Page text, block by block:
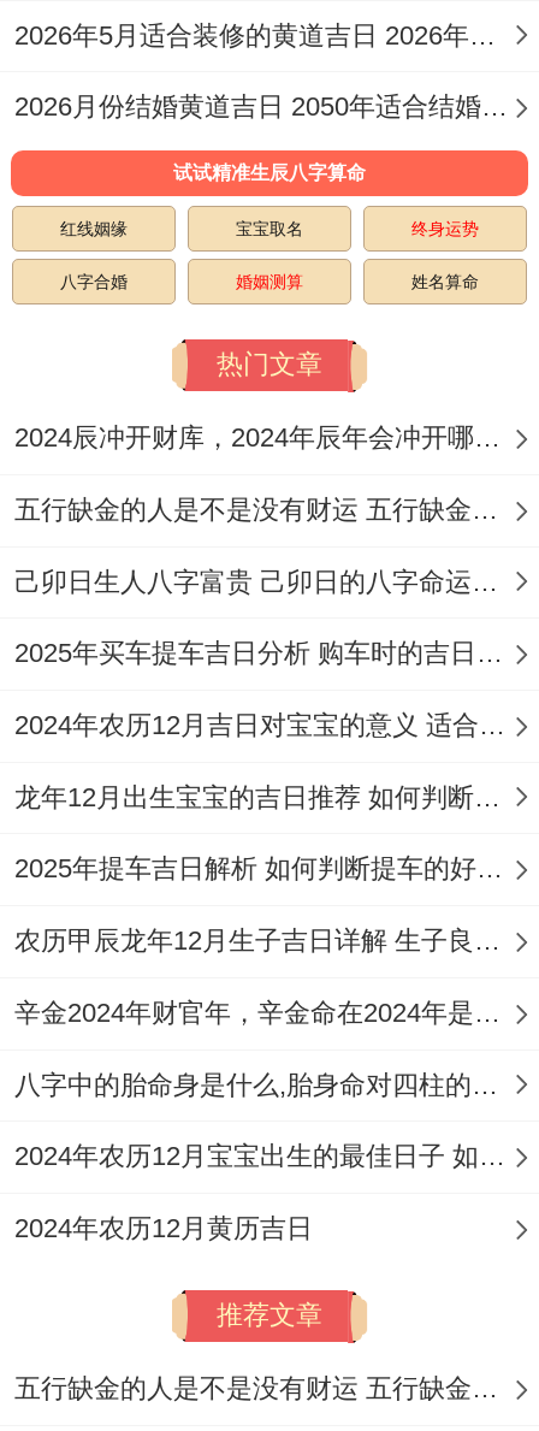
特征 :此日「玉堂吉神」护佑，非常适合官
注意事项:岁破在正北 施工时应避免从正北
方开始，建议选择正南或东南方为起始方
位！
2026年10月27日
（星期二,农历九月十八）
屋、安门、安床、造畜稠
忌：出货财、开仓、动土、破土、安葬、行
特征 :此日虽为「建日」，但吉神「母仓守
日」加持，非常适合农舍或畜牧场所的上梁
选择午时（11:00-13:00）可借「天马」星增
2026年5月适合装修的黄道吉日 2026年公历5月装修吉日
2026月份结婚黄道吉日 2050年适合结婚的日子
试试精准生辰八字算命
红线姻缘 宝宝取名 终身运势
八字合婚 婚姻测算 姓名算命
热门文章
2024辰冲开财库，2024年辰年会冲开哪些人的财库
五行缺金的人是不是没有财运 五行缺金的人命运好不好
己卯日生人八字富贵 己卯日的八字命运如何
2025年买车提车吉日分析 购车时的吉日与禁忌
2024年农历12月吉日对宝宝的意义 适合龙年宝宝出生的日子有哪些
龙年12月出生宝宝的吉日推荐 如何判断吉日是否适合宝宝
2025年提车吉日解析 如何判断提车的好日子
农历甲辰龙年12月生子吉日详解 生子良辰的影响因素
辛金2024年财官年，辛金命在2024年是财官年还是财印年
八字中的胎命身是什么,胎身命对四柱的影响
2024年农历12月宝宝出生的最佳日子 如何挑选适合的吉日
2024年农历12月黄历吉日
推荐文章
五行缺金的人是不是没有财运 五行缺金的人命运好不好